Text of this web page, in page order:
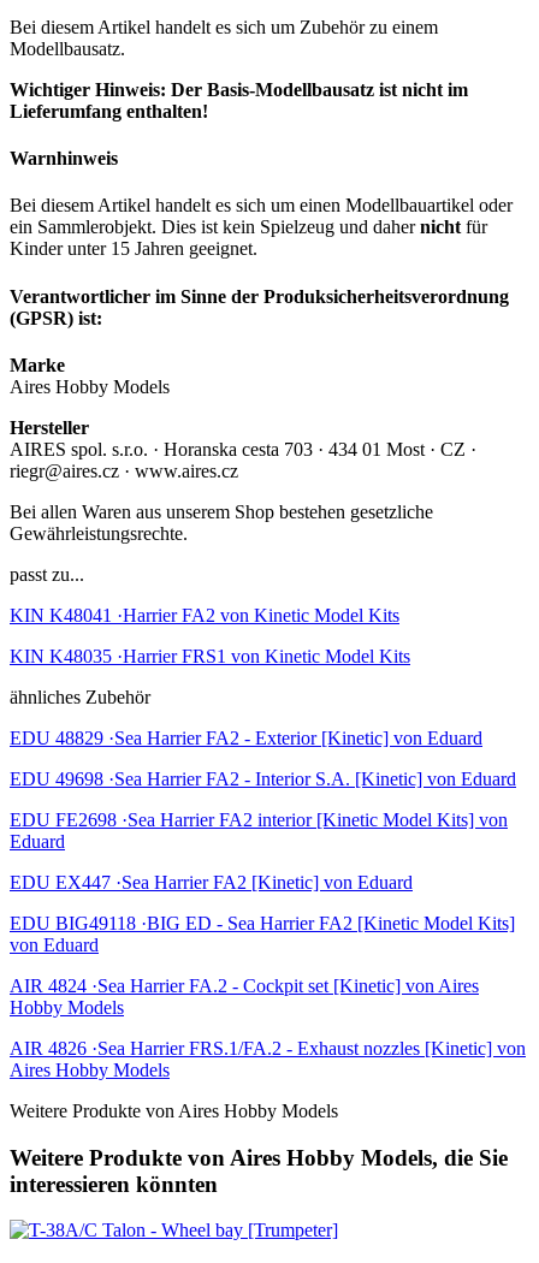
Bei diesem Artikel handelt es sich um Zubehör zu einem
Modellbausatz.
Wichtiger Hinweis: Der Basis-Modellbausatz ist nicht im
Lieferumfang enthalten!
Warnhinweis
Bei diesem Artikel handelt es sich um einen Modellbauartikel oder
ein Sammlerobjekt. Dies ist kein Spielzeug und dahernicht für
Kinder unter 15 Jahren geeignet.
Verantwortlicher im Sinne der Produksicherheitsverordnung
(GPSR) ist:
Marke
Aires Hobby Models
Hersteller
AIRES spol. s.r.o. · Horanska cesta 703 · 434 01 Most · CZ ·
riegr@aires.cz · www.aires.cz
Bei allen Waren aus unserem Shop bestehen gesetzliche
Gewährleistungsrechte.
passt zu...
KIN K48041 ·Harrier FA2 von Kinetic Model Kits
KIN K48035 ·Harrier FRS1 von Kinetic Model Kits
ähnliches Zubehör
EDU 48829 ·Sea Harrier FA2 - Exterior [Kinetic] von Eduard
EDU 49698 ·Sea Harrier FA2 - Interior S.A. [Kinetic] von Eduard
EDU FE2698 ·Sea Harrier FA2 interior [Kinetic Model Kits] von
Eduard
EDU EX447 ·Sea Harrier FA2 [Kinetic] von Eduard
EDU BIG49118 ·BIG ED - Sea Harrier FA2 [Kinetic Model Kits]
von Eduard
AIR 4824 ·Sea Harrier FA.2 - Cockpit set [Kinetic] von Aires
Hobby Models
AIR 4826 ·Sea Harrier FRS.1/FA.2 - Exhaust nozzles [Kinetic] von
Aires Hobby Models
Weitere Produkte von Aires Hobby Models
Weitere Produkte von Aires Hobby Models, die Sie
interessieren könnten